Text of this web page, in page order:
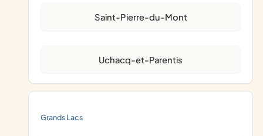
Saint-Pierre-du-Mont
Uchacq-et-Parentis
Grands Lacs